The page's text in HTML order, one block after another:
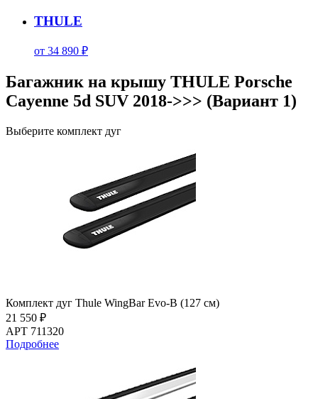
THULE
от 34 890 ₽
Багажник на крышу THULE Porsche
Cayenne 5d SUV 2018->>> (Вариант 1)
Выберите комплект дуг
Комплект дуг Thule WingBar Evo-B (127 см)
21 550 ₽
АРТ 711320
Подробнее